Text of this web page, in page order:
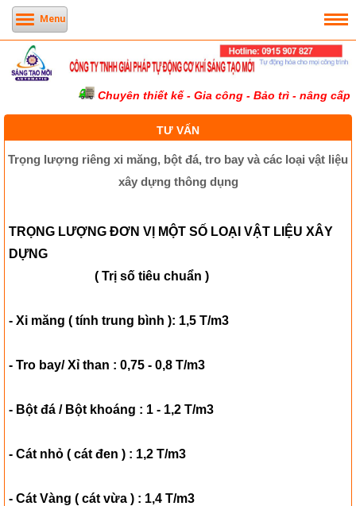
Menu
Chuyên thiết kế - Gia công - Bảo trì - nâng cấp
TƯ VẤN
Trọng lượng riêng xi măng, bột đá, tro bay và các loại vật liệu
xây dựng thông dụng
TRỌNG LƯỢNG ĐƠN VỊ MỘT SỐ LOẠI VẬT LIỆU XÂY
DỰNG
( Trị số tiêu chuẩn )
- Xi măng ( tính trung bình ): 1,5 T/m3
- Tro bay/ Xỉ than : 0,75 - 0,8 T/m3
- Bột đá / Bột khoáng : 1 - 1,2 T/m3
- Cát nhỏ ( cát đen ) : 1,2 T/m3
- Cát Vàng ( cát vừa ) : 1,4 T/m3